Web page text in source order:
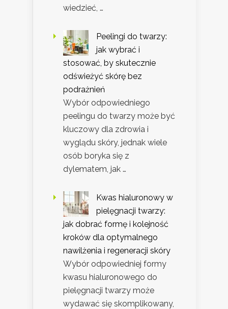
wiedzieć, …
Peelingi do twarzy:
jak wybrać i
stosować, by skutecznie
odświeżyć skórę bez
podrażnień
Wybór odpowiedniego
peelingu do twarzy może być
kluczowy dla zdrowia i
wyglądu skóry, jednak wiele
osób boryka się z
dylematem, jak …
Kwas hialuronowy w
pielęgnacji twarzy:
jak dobrać formę i kolejność
kroków dla optymalnego
nawilżenia i regeneracji skóry
Wybór odpowiedniej formy
kwasu hialuronowego do
pielęgnacji twarzy może
wydawać się skomplikowany,